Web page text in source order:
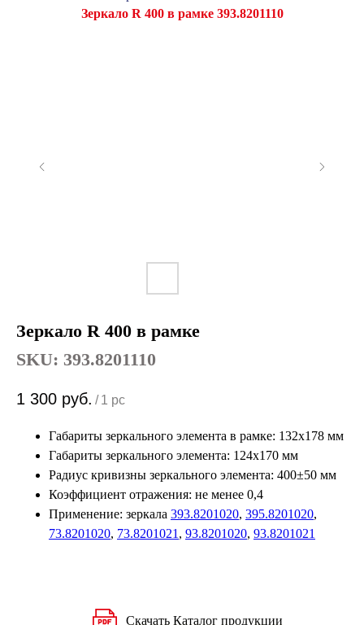
Зеркало R 400 в рамке 393.8201110
Зеркало R 400 в рамке
SKU: 393.8201110
1 300 руб. / 1 pc
Габариты зеркального элемента в рамке: 132х178 мм
Габариты зеркального элемента: 124х170 мм
Радиус кривизны зеркального элемента: 400±50 мм
Коэффициент отражения: не менее 0,4
Применение: зеркала 393.8201020, 395.8201020,
73.8201020, 73.8201021 , 93.8201020, 93.8201021
Скачать Каталог продукции